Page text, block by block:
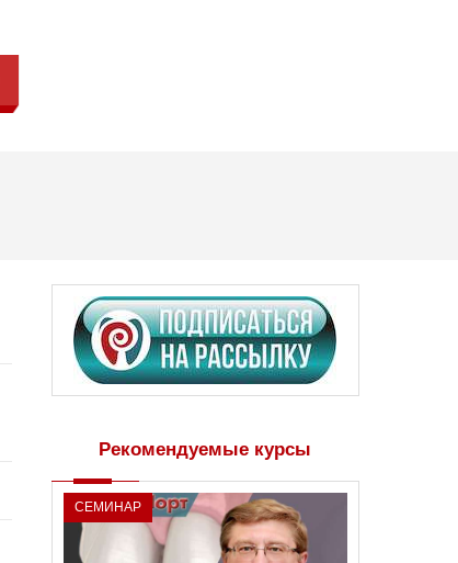
Рекомендуемые курсы
СЕМИНАР